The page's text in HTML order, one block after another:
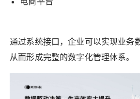
通过系统接口，企业可以实现业务
从而形成完整的数字化管理体系。